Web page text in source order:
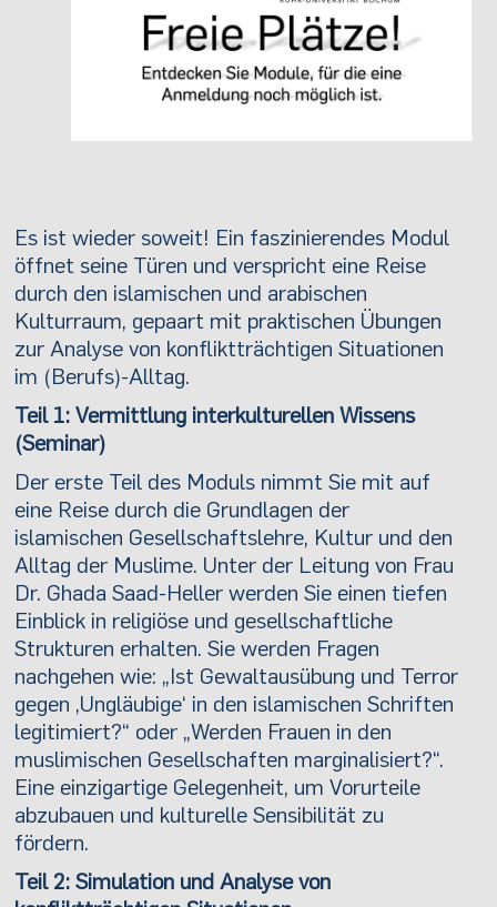
Es ist wieder soweit! Ein faszinierendes Modul
öffnet seine Türen und verspricht eine Reise
durch den islamischen und arabischen
Kulturraum, gepaart mit praktischen Übungen
zur Analyse von konfliktträchtigen Situationen
im (Berufs)-Alltag.
Teil 1: Vermittlung interkulturellen Wissens
(Seminar)
Der erste Teil des Moduls nimmt Sie mit auf
eine Reise durch die Grundlagen der
islamischen Gesellschaftslehre, Kultur und den
Alltag der Muslime. Unter der Leitung von Frau
Dr. Ghada Saad-Heller werden Sie einen tiefen
Einblick in religiöse und gesellschaftliche
Strukturen erhalten. Sie werden Fragen
nachgehen wie: „Ist Gewaltausübung und Terror
gegen ‚Ungläubige‘ in den islamischen Schriften
legitimiert?“ oder „Werden Frauen in den
muslimischen Gesellschaften marginalisiert?“.
Eine einzigartige Gelegenheit, um Vorurteile
abzubauen und kulturelle Sensibilität zu
fördern.
Teil 2: Simulation und Analyse von